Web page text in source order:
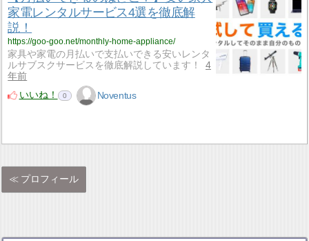
家電レンタルサービス4選を徹底解
説！
https://goo-goo.net/monthly-home-appliance/
家具や家電の月払いで支払いできる安いレンタ
ルサブスクサービスを徹底解説しています！
4
年前
いいね！
0 Noventus
プロフィール